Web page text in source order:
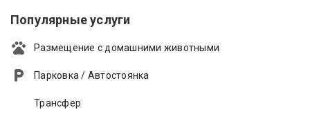
Популярные услуги
Размещение с домашними животными
Парковка / Автостоянка
Трансфер